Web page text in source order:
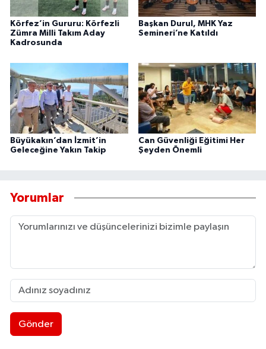
Körfez’in Gururu: Körfezli
Zümra Milli Takım Aday
Kadrosunda
Başkan Durul, MHK Yaz
Semineri’ne Katıldı
Büyükakın’dan İzmit’in
Geleceğine Yakın Takip
Can Güvenliği Eğitimi Her
Şeyden Önemli
Yorumlar
Gönder